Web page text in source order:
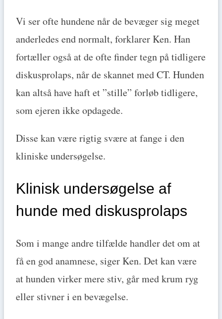
Vi ser ofte hundene når de bevæger sig meget
anderledes end normalt, forklarer Ken. Han
fortæller også at de ofte finder tegn på tidligere
diskusprolaps, når de skannet med CT. Hunden
kan altså have haft et ”stille” forløb tidligere,
som ejeren ikke opdagede.
Disse kan være rigtig svære at fange i den
kliniske undersøgelse.
Klinisk undersøgelse af
hunde med diskusprolaps
Som i mange andre tilfælde handler det om at
få en god anamnese, siger Ken. Det kan være
at hunden virker mere stiv, går med krum ryg
eller stivner i en bevægelse.